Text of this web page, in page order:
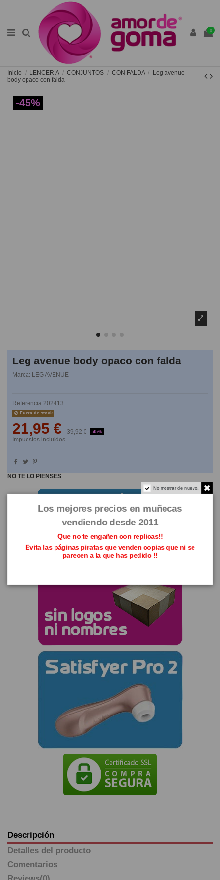
0
Inicio LENCERIA CONJUNTOS CON FALDA
Leg avenue
body opaco con falda
-45%
Leg avenue body opaco con falda
Marca: LEG AVENUE
Referencia 202413
Fuera de stock
21,95 € 39,92 € -45%
Impuestos incluidos
NO TE LO PIENSES
Descripción
Detalles del producto
Comentarios
No mostrar de nuevo.
Los mejores precios en muñecas
vendiendo desde 2011
Que no te engañen con replicas!!
Evita las páginas piratas que venden copias que ni se
parecen a la que has pedido !!